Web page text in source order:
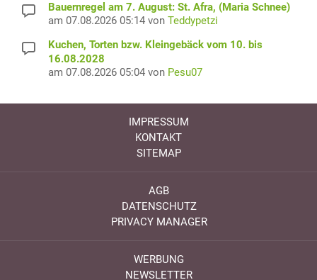
Bauernregel am 7. August: St. Afra, (Maria Schnee)
am 07.08.2026 05:14 von Teddypetzi
Kuchen, Torten bzw. Kleingebäck vom 10. bis
16.08.2028
am 07.08.2026 05:04 von Pesu07
IMPRESSUM
KONTAKT
SITEMAP
AGB
DATENSCHUTZ
PRIVACY MANAGER
WERBUNG
NEWSLETTER